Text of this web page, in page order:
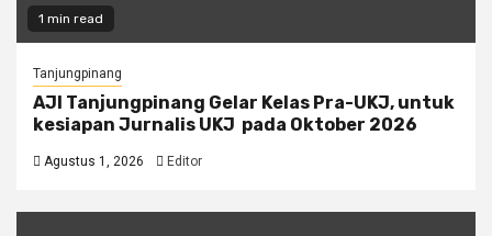
1 min read
Tanjungpinang
AJI Tanjungpinang Gelar Kelas Pra-UKJ, untuk
kesiapan Jurnalis UKJ pada Oktober 2026
Agustus 1, 2026 Editor